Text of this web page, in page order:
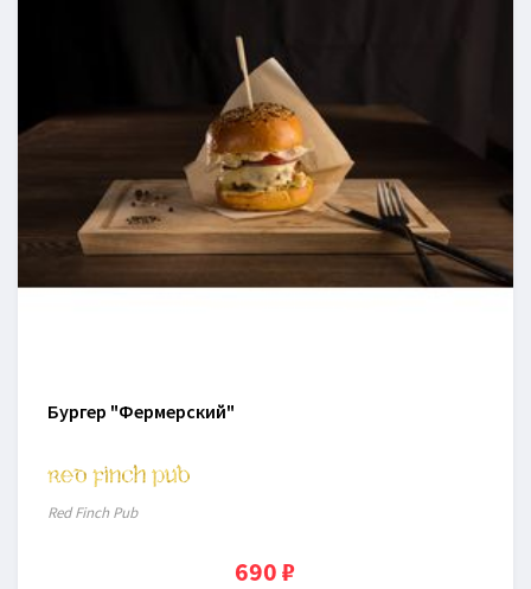
Бургер "Фермерский"
Red Finch Pub
690 ₽